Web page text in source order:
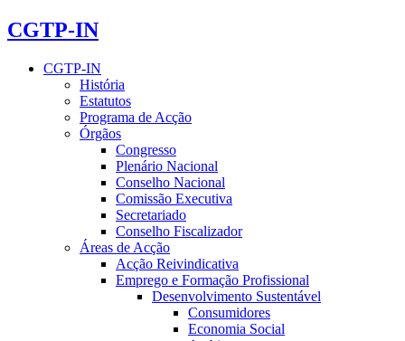
CGTP-IN
CGTP-IN
História
Estatutos
Programa de Acção
Órgãos
Congresso
Plenário Nacional
Conselho Nacional
Comissão Executiva
Secretariado
Conselho Fiscalizador
Áreas de Acção
Acção Reivindicativa
Emprego e Formação Profissional
Desenvolvimento Sustentável
Consumidores
Economia Social